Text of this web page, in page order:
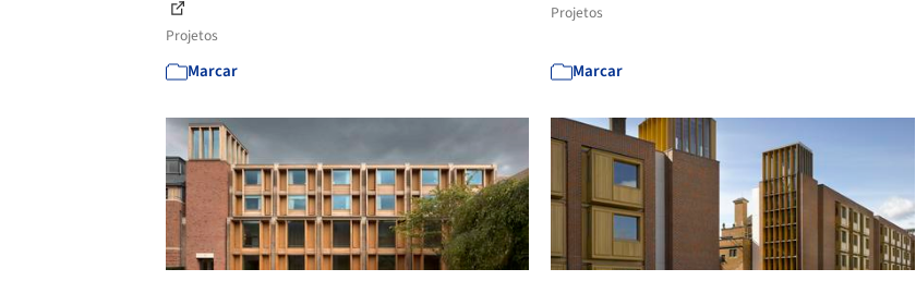
Projetos
Marcar
Projetos
Marcar